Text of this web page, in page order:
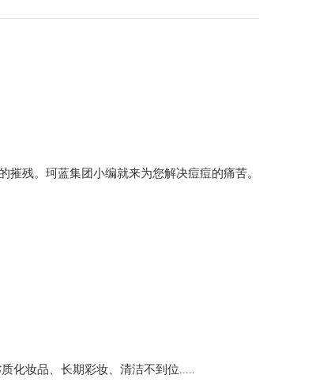
残。珂蓝集团小编就来为您解决痘痘的痛苦。
化妆品、长期彩妆、清洁不到位.....